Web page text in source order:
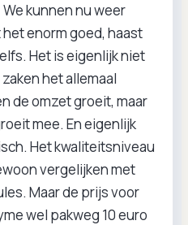
kunnen nu weer
enorm goed, haast
Het is eigenlijk niet
het allemaal
de omzet groeit, maar
mee. En eigenlijk
Het kwaliteitsniveau
vergelijken met
Maar de prijs voor
wel pakweg 10 euro